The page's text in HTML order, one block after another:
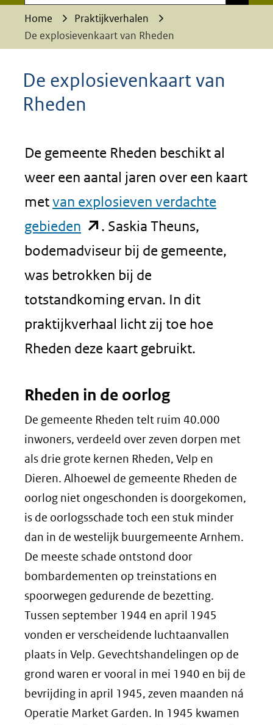
Home
Praktijkverhalen
De explosievenkaart van Rheden
De explosievenkaart van
Rheden
De gemeente Rheden beschikt al
weer een aantal jaren over een kaart
metvan explosieven verdachte
gebieden (opent
in
nieuw
venster)
(verwijst
naar
andere
website)
. Saskia Theuns,
bodemadviseur bij de gemeente,
was betrokken bij de
totstandkoming ervan. In dit
praktijkverhaal licht zij toe hoe
Rheden deze kaart gebruikt.
Rheden in de oorlog
De gemeente Rheden telt ruim 40.000
inwoners, verdeeld over zeven dorpen met
als drie grote kernen Rheden, Velp en
Dieren. Alhoewel de gemeente Rheden de
oorlog niet ongeschonden is doorgekomen,
is de oorlogsschade toch een stuk minder
dan in de westelijk buurgemeente Arnhem.
De meeste schade ontstond door
bombardementen op treinstations en
spoorwegen gedurende de bezetting.
Tussen september 1944 en april 1945
vonden er verscheidende luchtaanvallen
plaats in Velp. Gevechtshandelingen op de
grond waren er vooral in mei 1940 en bij de
bevrijding in april 1945, zeven maanden ná
Operatie Market Garden. In 1945 kwamen